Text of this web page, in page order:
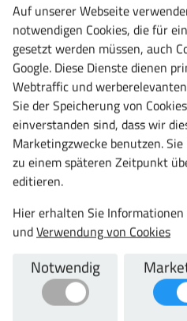
Schreiben Sie uns eine E-Mail an
Mitarbeiter sind vom Fach und
kompetent beraten.
Telefon: +49 6201
Bürozeiten: Mo.-Do.
Auch unterbreiten wir Ihnen bei
Abnahmemenge unserer Artikel
gewünschten Artikel in den
Stückzahl wird ein Anfrage-
Ihre Anfrage absenden können.
Auf unserer Webseite
notwendigen Cookies, die für
gesetzt werden müssen, auch
Google. Diese Dienste dienen
Webtraffic und
Sie der Speicherung von
einverstanden sind, dass wir
Marketingzwecke benutzen.
zu einem späteren Zeitpunkt
editieren.
Hier erhalten Sie Informationen
undVerwendung von Cookies
Notwendig